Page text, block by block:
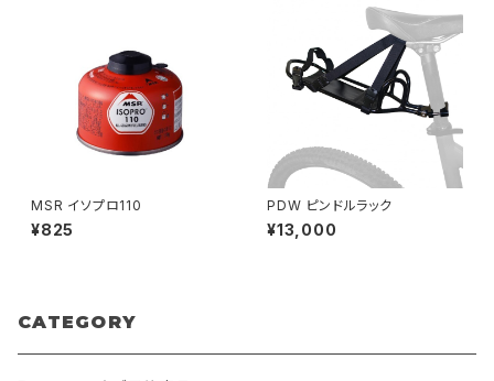
MSR イソプロ110
¥825
PDW ピンドルラック
¥13,000
CATEGORY